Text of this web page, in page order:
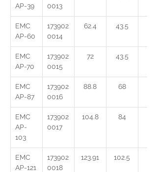
AP-39
0013
EMC
AP-60
173902
0014
62.4 43.5
EMC
AP-70
173902
0015
72 43.5
EMC
AP-87
173902
0016
88.8 68
EMC
AP-
103
173902
0017
104.8 84
EMC
AP-121
173902
0018
123.91 102.5